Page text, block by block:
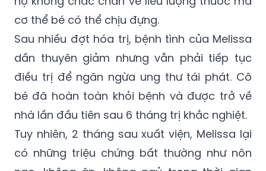
Sau nhiều đợt hóa trị, bệnh tình của Melissa
dần thuyên giảm nhưng vẫn phải tiếp tục
điều trị để ngăn ngừa ung thư tái phát. Cô
bé đã hoàn toàn khỏi bệnh và được trở về
nhà lần đầu tiên sau 6 tháng trị khắc nghiệt.
Tuy nhiên, 2 tháng sau xuất viện, Melissa lại
có những triệu chứng bất thường như nôn
nao, không ăn, không ngủ trong thời gian
dài. Lo lắng căn bệnh quái ác quay trở lại lần